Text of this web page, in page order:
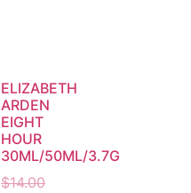
ELIZABETH
ARDEN
EIGHT
HOUR
30ML/50ML/3.7G
$14.00